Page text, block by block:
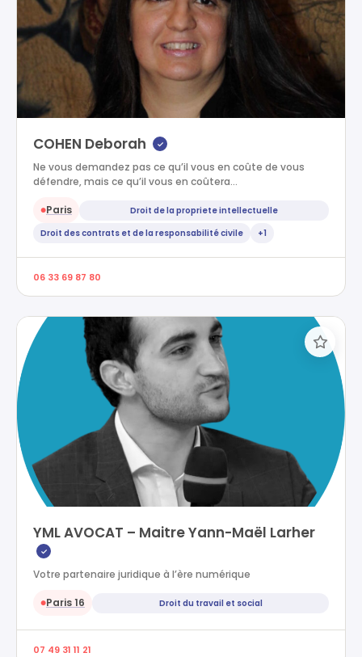
COHEN Deborah ✓
Ne vous demandez pas ce qu’il vous en coûte de vous
défendre, mais ce qu’il vous en coûtera…
●Paris
Droit de la propriete intellectuelle
Droit des contrats et de la responsabilité civile
+1
06 33 69 87 80
YML AVOCAT – Maitre Yann-Maël Larher
✓
Votre partenaire juridique à l’ère numérique
●Paris 16 Droit du travail et social
07 49 31 11 21